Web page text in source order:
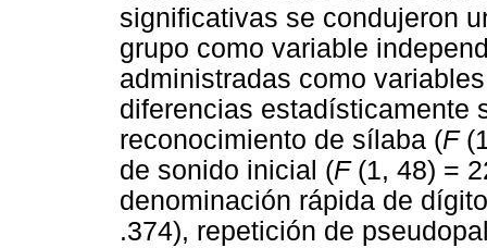
significativas se condujeron
grupo como variable
administradas como
diferencias estadísticamente
reconocimiento de sílaba (F
de sonido inicial (F(1, 48) =
denominación rápida de
.374), repetición de